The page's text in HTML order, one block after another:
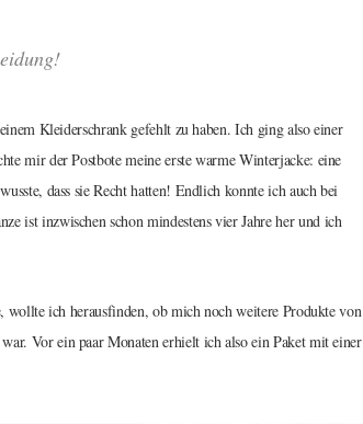
Kleiderschrank gefehlt zu haben. Ich ging also einer
mir der Postbote meine erste warme Winterjacke: eine
dass sie Recht hatten! Endlich konnte ich auch bei
ist inzwischen schon mindestens vier Jahre her und ich
wollte ich herausfinden, ob mich noch weitere Produkte von
Vor ein paar Monaten erhielt ich also ein Paket mit einer